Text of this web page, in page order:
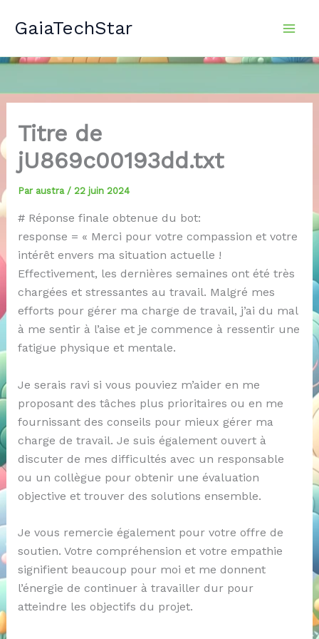
GaiaTechStar
Titre de
jU869c00193dd.txt
Par austra / 22 juin 2024
# Réponse finale obtenue du bot:
response = « Merci pour votre compassion et votre
intérêt envers ma situation actuelle !
Effectivement, les dernières semaines ont été très
chargées et stressantes au travail. Malgré mes
efforts pour gérer ma charge de travail, j’ai du mal
à me sentir à l’aise et je commence à ressentir une
fatigue physique et mentale.
Je serais ravi si vous pouviez m’aider en me
proposant des tâches plus prioritaires ou en me
fournissant des conseils pour mieux gérer ma
charge de travail. Je suis également ouvert à
discuter de mes difficultés avec un responsable
ou un collègue pour obtenir une évaluation
objective et trouver des solutions ensemble.
Je vous remercie également pour votre offre de
soutien. Votre compréhension et votre empathie
signifient beaucoup pour moi et me donnent
l’énergie de continuer à travailler dur pour
atteindre les objectifs du projet.